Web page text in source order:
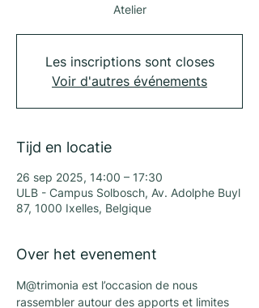
Atelier
Les inscriptions sont closes
Voir d'autres événements
Tijd en locatie
26 sep 2025, 14:00 – 17:30
ULB - Campus Solbosch, Av. Adolphe Buyl
87, 1000 Ixelles, Belgique
Over het evenement
M@trimonia est l’occasion de nous
rassembler autour des apports et limites